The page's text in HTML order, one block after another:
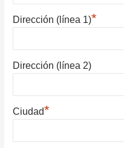
Dirección (línea 1)*
Dirección (línea 2)
Ciudad*